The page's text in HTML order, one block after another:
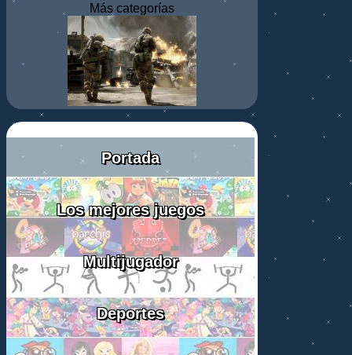
Más categorías
Portada
Los mejores juegos
Multijugador
Deportes